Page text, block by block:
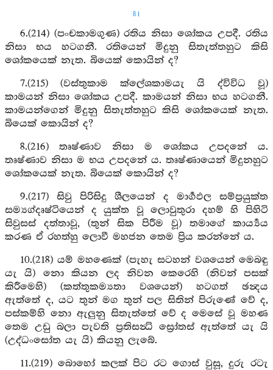
81
6.(214) (පංචකාමගුණ) රතිය නිසා ශෝකය උපදී. රතිය
නිසා භය හටගනී. රතියෙන් මිදුනු සිතැත්තහුට කිසි
ශෝකයෙක් නැත. බියෙක් කොයින් ද?
7.(215) (වස්තුකාම ක්ලේශකාමයැ යි ද්විවිධ වූ)
කාමයන් නිසා ශෝකය උපදී. කාමයන් නිසා භය හටගනී.
කාමයන්ගෙන් මිදුනු සිතැත්තහුට කිසි ශෝකයෙක් නැත.
බියෙක් කොයින් ද?
8.(216) තෘෂ්ණාව නිසා ම ශෝකය උපදනේ ය.
තෘෂ්ණාව නිසා ම භය උපදනේ ය. තෘෂ්ණායෙන් මිදුනහුට
ශෝකයෙක් නැත. බියෙක් කොයින් ද?
9.(217) සිවු පිරිසිදු ශීලයෙන් ද මාර්‍ගඵල සම්ප්‍රයුක්ත
සම්‍යග්දෘෂ්ටියෙන් ද යුක්ත වූ ලොවුතුරා දහම් හි පිහිටි
සිවුසස් දත්තාවූ, (තුන් සික පිරීම වූ) තමාගේ කාර්‍ය්‍යය
කරණ ඒ රහත්හු ලොවී මහජන තෙම ප්‍රිය කරන්නේ ය.
10.(218) යම් මහණෙක් (පැහැ සටහන් වශයෙන් මෙබඳු
යැ යි) නො කියන ලද නිවන කෙරෙහි (නිවන් පසක්
කිරීමෙහි) (කත්තුකම්‍යතා වශයෙන්) හටගත් ඡන්‍දය
ඇත්තේ ද, යට තුන් මග තුන් පල සිතින් පිරුණේ වේ ද,
පස්කම්හි නො ඇලුනු සිතැත්තේ වේ ද මෙසේ වූ මහණ
තෙම උඩු බලා පැවති ප්‍රතිසන්‍ධි ස්‍රෝතස් ඇත්තේ යැ යි
(උද්ධංසෝත යැ යි) කියනු ලැබේ.
11.(219) බොහෝ කලක් පිට රට ගොස් වුසූ, දුරු රටැ